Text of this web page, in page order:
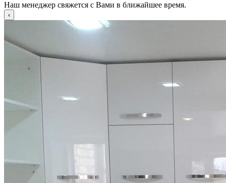
Наш менеджер свяжется с Вами в ближайшее время.